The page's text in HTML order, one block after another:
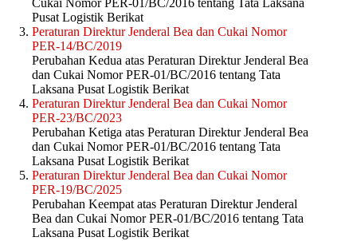
Cukai Nomor PER-01/BC/2016 tentang Tata Laksana
Pusat Logistik Berikat
Peraturan Direktur Jenderal Bea dan Cukai Nomor
PER-14/BC/2019
Perubahan Kedua atas Peraturan Direktur Jenderal Bea
dan Cukai Nomor PER-01/BC/2016 tentang Tata
Laksana Pusat Logistik Berikat
Peraturan Direktur Jenderal Bea dan Cukai Nomor
PER-23/BC/2023
Perubahan Ketiga atas Peraturan Direktur Jenderal Bea
dan Cukai Nomor PER-01/BC/2016 tentang Tata
Laksana Pusat Logistik Berikat
Peraturan Direktur Jenderal Bea dan Cukai Nomor
PER-19/BC/2025
Perubahan Keempat atas Peraturan Direktur Jenderal
Bea dan Cukai Nomor PER-01/BC/2016 tentang Tata
Laksana Pusat Logistik Berikat